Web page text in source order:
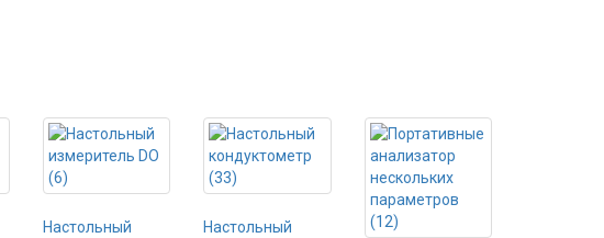
Настольный
Настольный